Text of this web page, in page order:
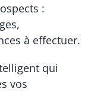
:
à effectuer.
qui
vos